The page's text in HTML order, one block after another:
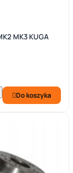
MK3 KUGA
Do koszyka